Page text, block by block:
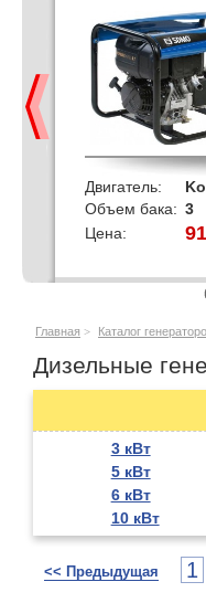
Двигатель:
Объем бака: 3
Цена:
кВт
Главная > Каталог
Дизельные
3 кВт
5 кВт
6 кВт
10 кВт
<< Предыдущая 1